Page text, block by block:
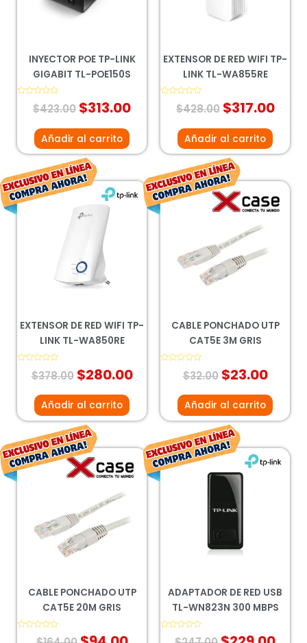
INYECTOR POE TP-LINK
GIGABIT TL-POE150S
Valorado
$423.00 $313.00
Añadir al carrito
EXTENSOR DE RED WIFI TP-
LINK TL-WA855RE
Valorado
$428.00 $317.00
Añadir al carrito
EXTENSOR DE RED WIFI TP-
LINK TL-WA850RE
Valorado
$378.00
El
precio
original
era:
$378.00.
$280.00
El
precio
$280.00.
Añadir al carrito
CABLE PONCHADO UTP
CAT5E 3M GRIS
Valorado$32.00
El
precio
original
era:
$32.00.
$23.00
Añadir al carrito
CABLE PONCHADO UTP
CAT5E 20M GRIS
Valorado
El
precio
original
era:
$164.00.
precio
$94.00.
ADAPTADOR DE RED USB
TL-WN823N 300 MBPS
Valorado
El
precio
original
era:
$247.00.
El